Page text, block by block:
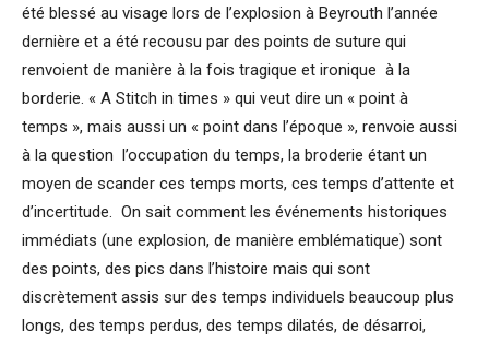
été blessé au visage lors de l’explosion à Beyrouth l’année
dernière et a été recousu par des points de suture qui
renvoient de manière à la fois tragique et ironique à la
borderie. « A Stitch in times » qui veut dire un « point à
temps », mais aussi un « point dans l’époque », renvoie aussi
à la question l’occupation du temps, la broderie étant un
moyen de scander ces temps morts, ces temps d’attente et
d’incertitude. On sait comment les événements historiques
immédiats (une explosion, de manière emblématique) sont
des points, des pics dans l’histoire mais qui sont
discrètement assis sur des temps individuels beaucoup plus
longs, des temps perdus, des temps dilatés, de désarroi,